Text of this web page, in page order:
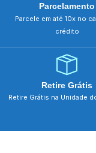
Parcelamento
Parcele em até 10x no
crédito
Retire Grátis
Retire Grátis na Unidade